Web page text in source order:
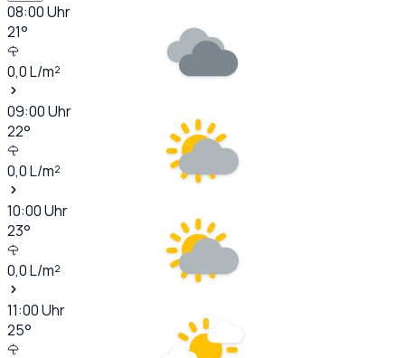
08:00Uhr
21°
0,0L/m²
09:00Uhr
22°
0,0L/m²
10:00Uhr
23°
0,0L/m²
11:00Uhr
25°